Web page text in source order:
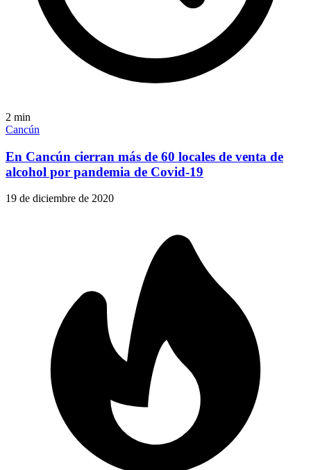
2 min
Cancún
En Cancún cierran más de 60 locales de venta de
alcohol por pandemia de Covid-19
19 de diciembre de 2020